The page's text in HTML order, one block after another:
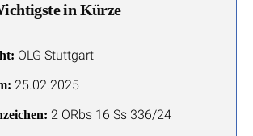
in Kürze
OLG Stuttgart
25.02.2025
2 ORbs 16 Ss 336/24